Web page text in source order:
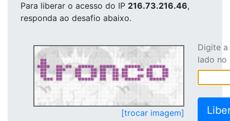
Para liberar o acesso do IP 216.73.216.46,
responda ao desafio abaixo.
[trocar imagem]
Digite
lado no